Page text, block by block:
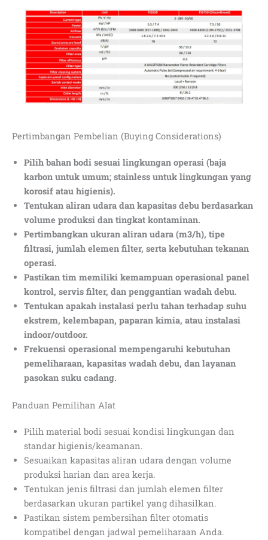
Pertimbangan Pembelian (Buying Considerations)
Pilih bahan bodi sesuai lingkungan operasi (baja
karbon untuk umum; stainless untuk lingkungan yang
korosif atau higienis).
Tentukan aliran udara dan kapasitas debu berdasarkan
volume produksi dan tingkat kontaminan.
Pertimbangkan ukuran aliran udara (m3/h), tipe
filtrasi, jumlah elemen filter, serta kebutuhan tekanan
operasi.
Pastikan tim memiliki kemampuan operasional panel
kontrol, servis filter, dan penggantian wadah debu.
Tentukan apakah instalasi perlu tahan terhadap suhu
ekstrem, kelembapan, paparan kimia, atau instalasi
indoor/outdoor.
Frekuensi operasional mempengaruhi kebutuhan
pemeliharaan, kapasitas wadah debu, dan layanan
pasokan suku cadang.
Panduan Pemilihan Alat
Pilih material bodi sesuai kondisi lingkungan dan
standar higienis/keamanan.
Sesuaikan kapasitas aliran udara dengan volume
produksi harian dan area kerja.
Tentukan jenis filtrasi dan jumlah elemen filter
berdasarkan ukuran partikel yang dihasilkan.
Pastikan sistem pembersihan filter otomatis
kompatibel dengan jadwal pemeliharaan Anda.